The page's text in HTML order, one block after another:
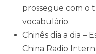
prossegue com o
vocabulário.
Chinês dia a dia –
China Radio